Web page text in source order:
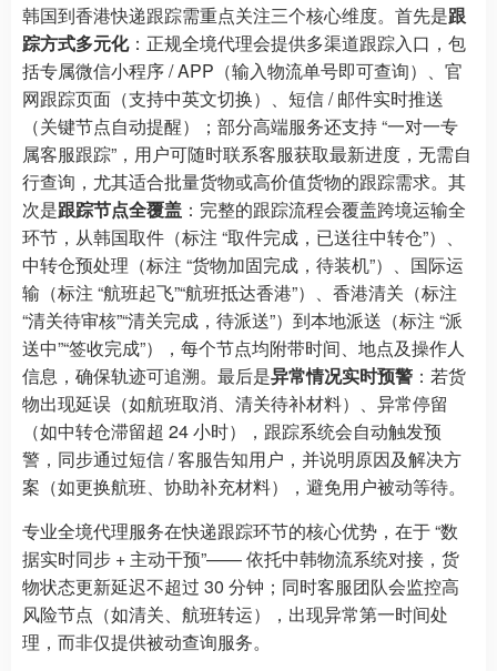
韩国到香港快递跟踪需重点关注三个核心维度。首先是跟
踪方式多元化：正规全境代理会提供多渠道跟踪入口，包
括专属微信小程序 / APP（输入物流单号即可查询）、官
网跟踪页面（支持中英文切换）、短信 / 邮件实时推送
（关键节点自动提醒）；部分高端服务还支持 “一对一专
属客服跟踪”，用户可随时联系客服获取最新进度，无需自
行查询，尤其适合批量货物或高价值货物的跟踪需求。其
次是跟踪节点全覆盖 ：完整的跟踪流程会覆盖跨境运输全
环节，从韩国取件（标注 “取件完成，已送往中转仓”）、
中转仓预处理（标注 “货物加固完成，待装机”）、国际运
输（标注 “航班起飞”“航班抵达香港”）、香港清关（标注
“清关待审核”“清关完成，待派送”）到本地派送（标注 “派
送中”“签收完成”），每个节点均附带时间、地点及操作人
信息，确保轨迹可追溯。最后是异常情况实时预警 ：若货
物出现延误（如航班取消、清关待补材料）、异常停留
（如中转仓滞留超 24 小时），跟踪系统会自动触发预
警，同步通过短信 / 客服告知用户，并说明原因及解决方
案（如更换航班、协助补充材料），避免用户被动等待。
专业全境代理服务在快递跟踪环节的核心优势，在于 “数
据实时同步 + 主动干预”—— 依托中韩物流系统对接，货
物状态更新延迟不超过 30 分钟；同时客服团队会监控高
风险节点（如清关、航班转运），出现异常第一时间处
理，而非仅提供被动查询服务。